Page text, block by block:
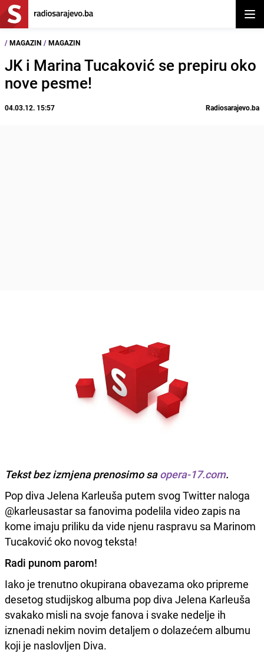
/ MAGAZIN / MAGAZIN
JK i Marina Tucaković se prepiru oko
nove pesme!
04.03.12. 15:57 Radiosarajevo.ba
Tekst bez izmjena prenosimo saopera-17.com.
Pop diva Jelena Karleuša putem svog Twitter naloga
@karleusastar sa fanovima podelila video zapis na
kome imaju priliku da vide njenu raspravu sa Marinom
Tucaković oko novog teksta!
Radi punom parom!
Iako je trenutno okupirana obavezama oko pripreme
desetog studijskog albuma pop diva Jelena Karleuša
svakako misli na svoje fanova i svake nedelje ih
iznenadi nekim novim detaljem o dolazećem albumu
koji je naslovljen Diva.